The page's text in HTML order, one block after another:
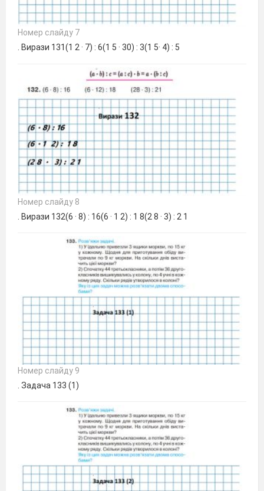
Номер слайду 7
. Вирази 131(1 2 · 7) : 6(1 5 · 30) : 3(1 5· 4) : 5
Номер слайду 8
. Вирази 132(6 · 8) : 16(6 · 1 2) : 1 8(2 8 · 3) : 2 1
Номер слайду 9
. Задача 133 (1)